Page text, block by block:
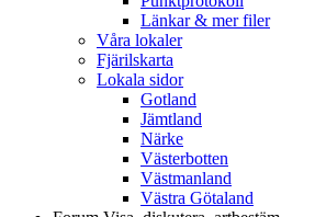
Länkar & mer filer
Våra lokaler
Fjärilskarta
Lokala sidor
Gotland
Jämtland
Närke
Västerbotten
Västmanland
Västra Götaland